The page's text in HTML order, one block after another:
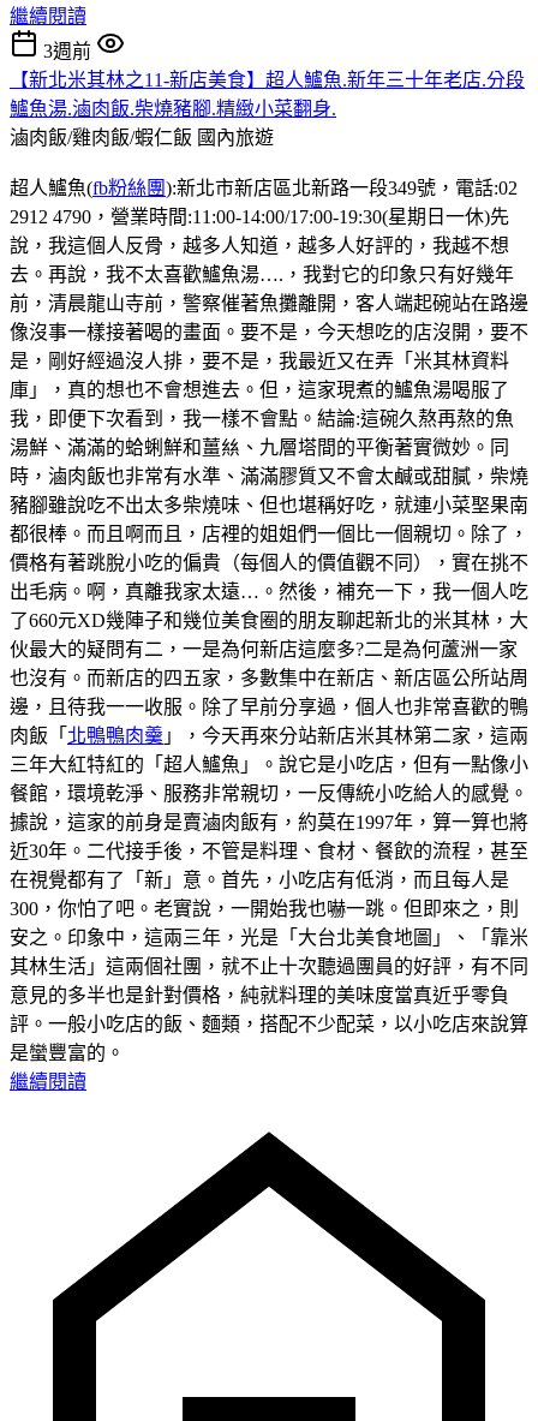
繼續閱讀
3週前
【新北米其林之11-新店美食】超人鱸魚.新年三十年老店.分段
鱸魚湯.滷肉飯.柴燒豬腳.精緻小菜翻身.
滷肉飯/雞肉飯/蝦仁飯 國內旅遊
超人鱸魚(fb粉絲團):新北市新店區北新路一段349號，電話:02
2912 4790，營業時間:11:00-14:00/17:00-19:30(星期日一休)先
說，我這個人反骨，越多人知道，越多人好評的，我越不想
去。再說，我不太喜歡鱸魚湯….，我對它的印象只有好幾年
前，清晨龍山寺前，警察催著魚攤離開，客人端起碗站在路邊
像沒事一樣接著喝的畫面。要不是，今天想吃的店沒開，要不
是，剛好經過沒人排，要不是，我最近又在弄「米其林資料
庫」，真的想也不會想進去。但，這家現煮的鱸魚湯喝服了
我，即便下次看到，我一樣不會點。結論:這碗久熬再熬的魚
湯鮮、滿滿的蛤蜊鮮和薑𢇃、九層塔間的平衡著實微妙。同
時，滷肉飯也非常有水準、滿滿膠質又不會太鹹或甜膩，柴燒
豬腳雖說吃不出太多柴燒味、但也堪稱好吃，就連小菜埾果南
都很棒。而且啊而且，店裡的姐姐們一個比一個親切。除了，
價格有著跳脫小吃的偏貴（每個人的價值觀不同），實在挑不
出毛病。啊，真離我家太遠…。然後，補充一下，我一個人吃
了660元XD幾陣子和幾位美食圈的朋友聊起新北的米其林，大
伙最大的疑問有二，一是為何新店這麼多?二是為何蘆洲一家
也沒有。而新店的四五家，多數集中在新店、新店區公所站周
邊，且待我一一收服。除了早前分享過，個人也非常喜歡的鴨
肉飯「 北鴨鴨肉羹 」，今天再來分站新店米其林第二家，這兩
三年大紅特紅的「超人鱸魚」。說它是小吃店，但有一點像小
餐館，環境乾淨、服務非常親切，一反傳統小吃給人的感覺。
據說，這家的前身是賣滷肉飯有，約莫在1997年，算一算也將
近30年。二代接手後，不管是料理、食材、餐飲的流程，甚至
在視覺都有了「新」意。首先，小吃店有低消，而且每人是
300，你怕了吧。老實說，一開始我也嚇一跳。但即來之，則
安之。印象中，這兩三年，光是「大台北美食地圖」、「靠米
其林生活」這兩個社團，就不止十次聽過團員的好評，有不同
意見的多半也是針對價格，純就料理的美味度當真近乎零負
評。一般小吃店的飯、麵類，搭配不少配菜，以小吃店來說算
是蠻豐富的。
繼續閱讀